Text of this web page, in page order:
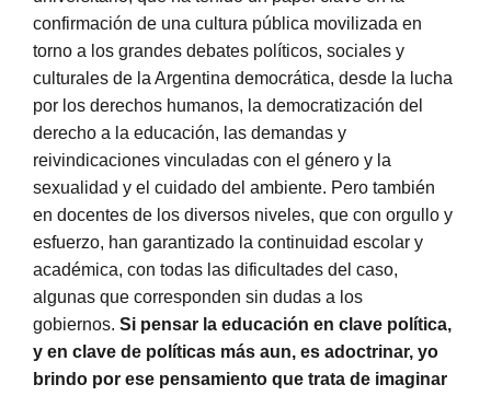
confirmación de una cultura pública movilizada en
torno a los grandes debates políticos, sociales y
culturales de la Argentina democrática, desde la lucha
por los derechos humanos, la democratización del
derecho a la educación, las demandas y
reivindicaciones vinculadas con el género y la
sexualidad y el cuidado del ambiente. Pero también
en docentes de los diversos niveles, que con orgullo y
esfuerzo, han garantizado la continuidad escolar y
académica, con todas las dificultades del caso,
algunas que corresponden sin dudas a los
gobiernos. Si pensar la educación en clave política,
y en clave de políticas más aun, es adoctrinar, yo
brindo por ese pensamiento que trata de imaginar